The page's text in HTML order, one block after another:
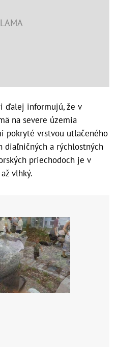
ďalej informujú, že v
na severe územia
pokryté vrstvou utlačeného
diaľničných a rýchlostných
priechodoch je v
vlhký.